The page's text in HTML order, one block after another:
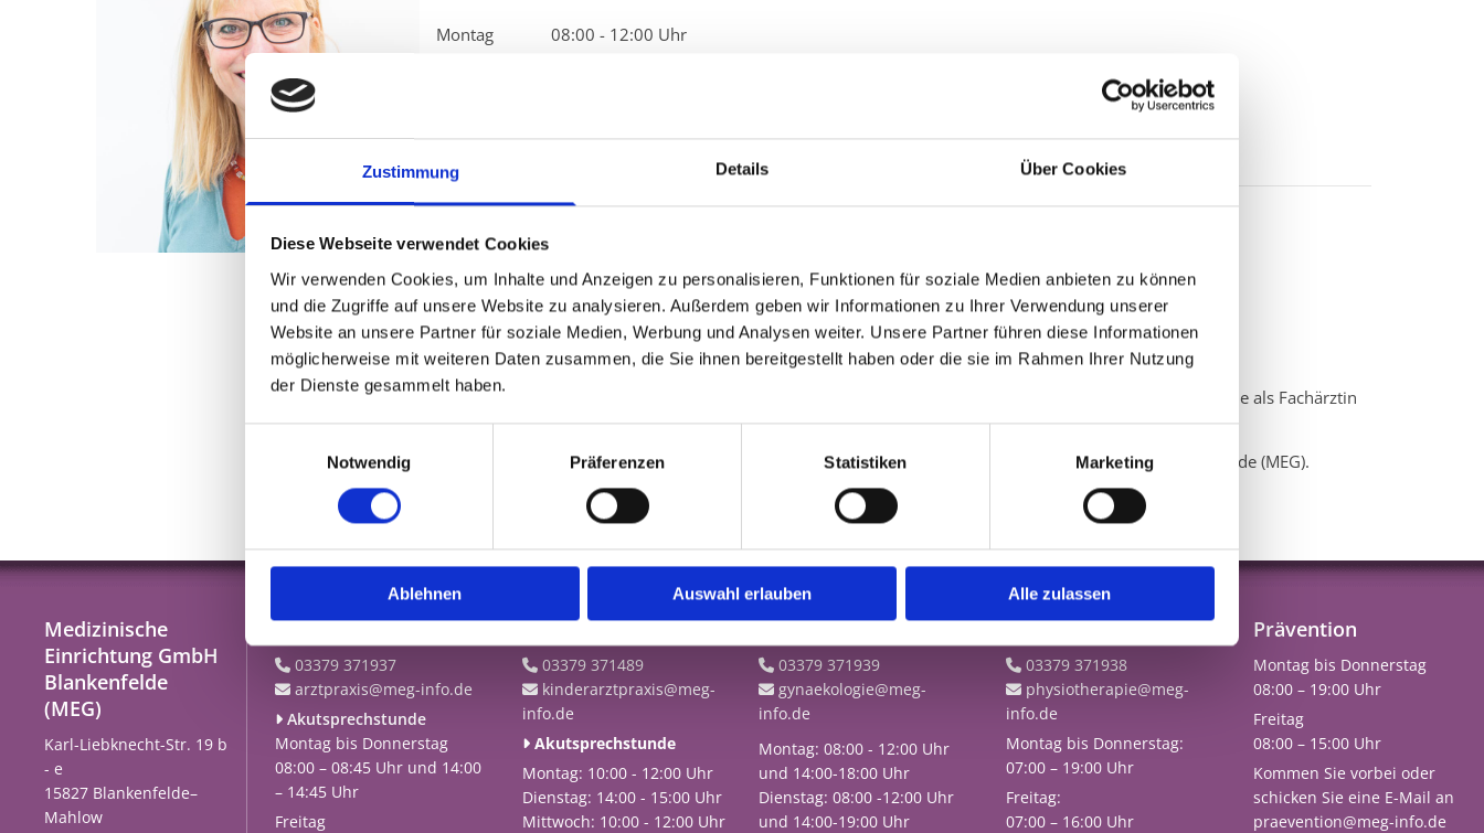
Zustimmung Details Über Cookies
Diese Webseite verwendet Cookies
Wir verwenden Cookies, um Inhalte und Anzeigen zu personalisieren, Funktionen für soziale Medien anbieten zu können
und die Zugriffe auf unsere Website zu analysieren. Außerdem geben wir Informationen zu Ihrer Verwendung unserer
Website an unsere Partner für soziale Medien, Werbung und Analysen weiter. Unsere Partner führen diese Informationen
möglicherweise mit weiteren Daten zusammen, die Sie ihnen bereitgestellt haben oder die sie im Rahmen Ihrer Nutzung
der Dienste gesammelt haben.
Notwendig
Präferenzen Statistiken Marketing
Ablehnen Auswahl erlauben Alle zulassen
Montag 08:00 - 12:00 Uhr
Studium der Humanmedizin an der Freien Universität Berlin
Facharztprüfung der Allgemeinmedizin vor der Landesärztekammer Bayern
Fachkunde Strahlenschutz, Psychosomatische Grundversorgung, Rettungsmedizin
Frau Nier arbeitete als Assistenzärztin in Gemeinschaftspraxen, Fachkliniken und Krankenhäusern sowie als Fachärztin
für Allgemeinmedizin in der Brandenburg Klinik Bernau b. Berlin
Seit 2009 ist sie Fachärztin für Allgemeinmedizin in der Medizinischen Einrichtung GmbH in Blankenfelde (MEG).
Medizinische
Einrichtung GmbH
Blankenfelde
(MEG)
Karl-Liebknecht-Str. 19 b
- e
15827 Blankenfelde–
Mahlow
Hausarztzentrum
 03379 371937
 arztpraxis@meg-info.de
 Akutsprechstunde
Montag bis Donnerstag
08:00 – 08:45 Uhr und 14:00
– 14:45 Uhr
Freitag
Kinderarztpraxis
 03379 371489
 kinderarztpraxis@meg-
info.de
 Akutsprechstunde
Montag: 10:00 - 12:00 Uhr
Dienstag: 14:00 - 15:00 Uhr
Mittwoch: 10:00 - 12:00 Uhr
Gynäkologie
 03379 371939
 gynaekologie@meg-
info.de
Montag: 08:00 - 12:00 Uhr
und 14:00-18:00 Uhr
Dienstag: 08:00 -12:00 Uhr
und 14:00-19:00 Uhr
Physiotherapie
 03379 371938
 physiotherapie@meg-
info.de
Montag bis Donnerstag:
07:00 – 19:00 Uhr
Freitag:
07:00 – 16:00 Uhr
Prävention
Montag bis Donnerstag
08:00 – 19:00 Uhr
Freitag
08:00 – 15:00 Uhr
Kommen Sie vorbei oder
schicken Sie eine E-Mail an
praevention@meg-info.de